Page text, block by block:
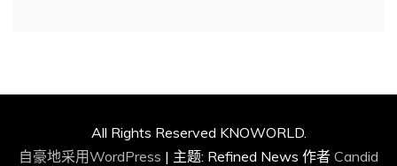
All Rights Reserved KNOWORLD.
自豪地采用WordPress | 主题: Refined News 作者 Candid